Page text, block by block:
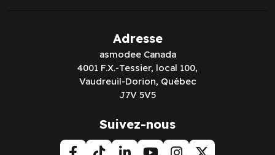
Adresse
asmodee Canada
4001 F.X.-Tessier, local 100,
Vaudreuil-Dorion, Québec
J7V 5V5
Suivez-nous